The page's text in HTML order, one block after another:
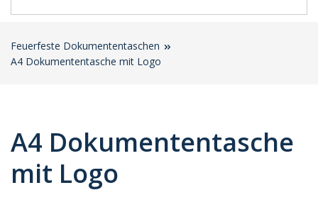
Feuerfeste Dokumententaschen
A4 Dokumententasche mit Logo
A4 Dokumententasche
mit Logo